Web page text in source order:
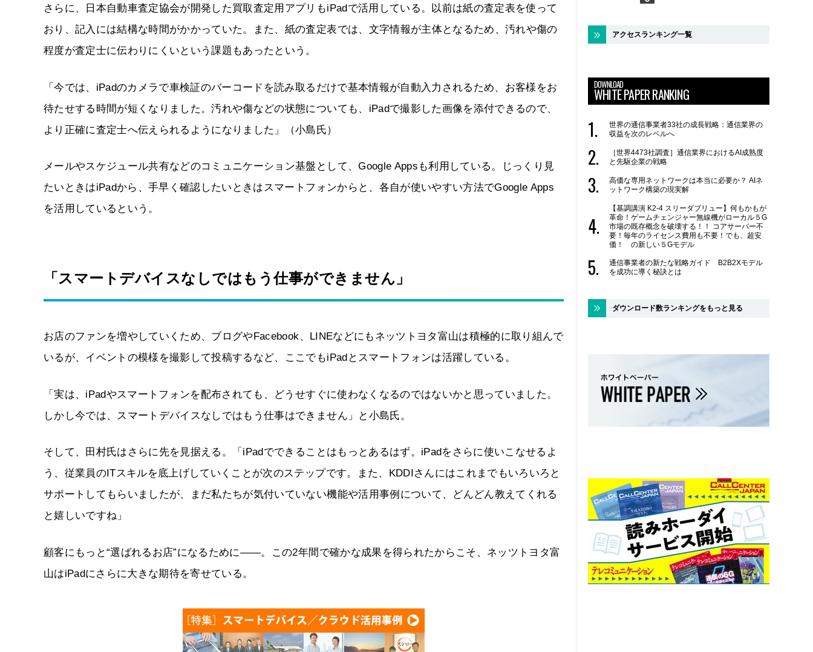
さらに、日本自動車査定協会が開発した買取査定用アプリもiPadで活用している。以前は紙の査定表を使って
おり、記入には結構な時間がかかっていた。また、紙の査定表では、文字情報が主体となるため、汚れや傷の
程度が査定士に伝わりにくいという課題もあったという。
「今では、iPadのカメラで車検証のバーコードを読み取るだけで基本情報が自動入力されるため、お客様をお
待たせする時間が短くなりました。汚れや傷などの状態についても、iPadで撮影した画像を添付できるので、
より正確に査定士へ伝えられるようになりました」（小島氏）
メールやスケジュール共有などのコミュニケーション基盤として、Google Appsも利用している。じっくり見
たいときはiPadから、手早く確認したいときはスマートフォンからと、各自が使いやすい方法でGoogle Apps
を活用しているという。
「スマートデバイスなしではもう仕事ができません」
お店のファンを増やしていくため、ブログやFacebook、LINEなどにもネッツトヨタ富山は積極的に取り組んで
いるが、イベントの模様を撮影して投稿するなど、ここでもiPadとスマートフォンは活躍している。
「実は、iPadやスマートフォンを配布されても、どうせすぐに使わなくなるのではないかと思っていました。
しかし今では、スマートデバイスなしではもう仕事はできません」と小島氏。
そして、田村氏はさらに先を見据える。「iPadでできることはもっとあるはず。iPadをさらに使いこなせるよ
う、従業員のITスキルを底上げしていくことが次のステップです。また、KDDIさんにはこれまでもいろいろと
サポートしてもらいましたが、まだ私たちが気付いていない機能や活用事例について、どんどん教えてくれる
と嬉しいですね」
顧客にもっと“選ばれるお店”になるために――。この2年間で確かな成果を得られたからこそ、ネッツトヨタ富
山はiPadにさらに大きな期待を寄せている。
アクセスランキング一覧
DOWNLOAD
WHITE PAPER RANKING
世界の通信事業者33社の成長戦略：通信業界の
収益を次のレベルへ
［世界4473社調査］通信業界におけるAI成熟度
と先駆企業の戦略
高価な専用ネットワークは本当に必要か？ AIネ
ットワーク構築の現実解
【基調講演 K2-4 スリーダブリュー】何もかもが
革命！ゲームチェンジャー無線機がローカル５G
市場の既存概念を破壊する！！ コアサーバー不
要！毎年のライセンス費用も不要！でも、超安
価！ の新しい５Gモデル
通信事業者の新たな戦略ガイド B2B2Xモデル
を成功に導く秘訣とは
ダウンロード数ランキングをもっと見る